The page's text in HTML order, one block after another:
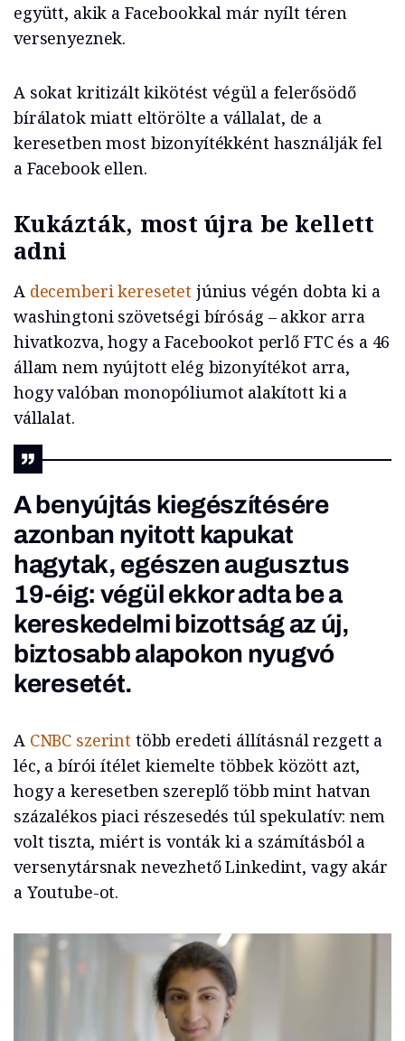
együtt, akik a Facebookkal már nyílt téren
versenyeznek.
A sokat kritizált kikötést végül a felerősödő
bírálatok miatt eltörölte a vállalat, de a
keresetben most bizonyítékként használják fel
a Facebook ellen.
Kukázták, most újra be kellett
adni
A decemberi keresetetjúnius végén dobta ki a
washingtoni szövetségi bíróság – akkor arra
hivatkozva, hogy a Facebookot perlő FTC és a 46
állam nem nyújtott elég bizonyítékot arra,
hogy valóban monopóliumot alakított ki a
vállalat.
A benyújtás kiegészítésére
azonban nyitott kapukat
hagytak, egészen augusztus
19-éig: végül ekkor adta be a
kereskedelmi bizottság az új,
biztosabb alapokon nyugvó
keresetét.
A CNBC szerint több eredeti állításnál rezgett a
léc, a bírói ítélet kiemelte többek között azt,
hogy a keresetben szereplő több mint hatvan
százalékos piaci részesedés túl spekulatív: nem
volt tiszta, miért is vonták ki a számításból a
versenytársnak nevezhető Linkedint, vagy akár
a Youtube-ot.